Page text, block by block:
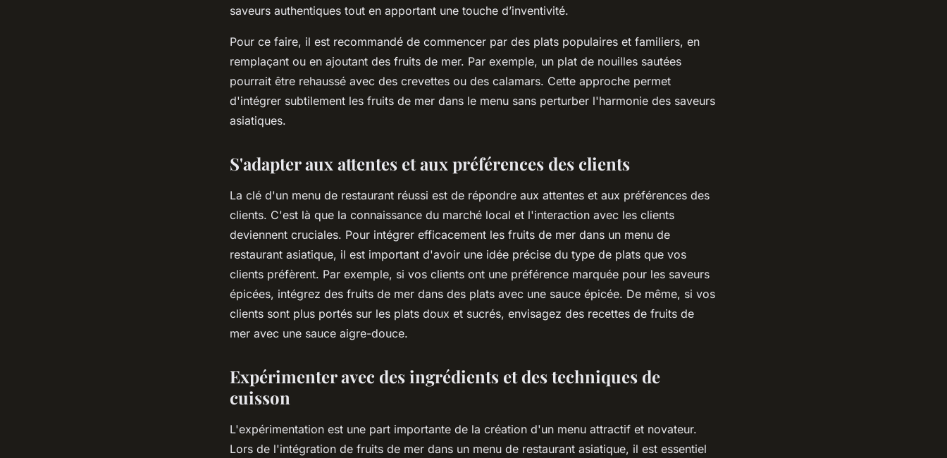
saveurs authentiques tout en apportant une touche d’inventivité.
Pour ce faire, il est recommandé de commencer par des plats populaires et familiers, en
remplaçant ou en ajoutant des fruits de mer. Par exemple, un plat de nouilles sautées
pourrait être rehaussé avec des crevettes ou des calamars. Cette approche permet
d'intégrer subtilement les fruits de mer dans le menu sans perturber l'harmonie des saveurs
asiatiques.
S'adapter aux attentes et aux préférences des clients
La clé d'un menu de restaurant réussi est de répondre aux attentes et aux préférences des
clients. C'est là que la connaissance du marché local et l'interaction avec les clients
deviennent cruciales. Pour intégrer efficacement les fruits de mer dans un menu de
restaurant asiatique, il est important d'avoir une idée précise du type de plats que vos
clients préfèrent. Par exemple, si vos clients ont une préférence marquée pour les saveurs
épicées, intégrez des fruits de mer dans des plats avec une sauce épicée. De même, si vos
clients sont plus portés sur les plats doux et sucrés, envisagez des recettes de fruits de
mer avec une sauce aigre-douce.
Expérimenter avec des ingrédients et des techniques de
cuisson
L'expérimentation est une part importante de la création d'un menu attractif et novateur.
Lors de l'intégration de fruits de mer dans un menu de restaurant asiatique, il est essentiel